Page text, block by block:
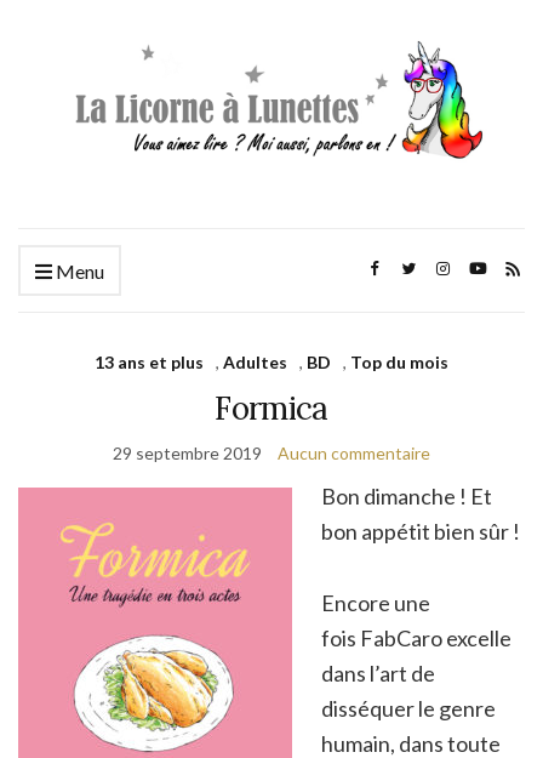
Menu
13 ans et plus , Adultes , BD , Top du mois
Formica
29 septembre 2019 Aucun commentaire
Bon dimanche ! Et
bon appétit bien sûr !
Encore une
fois FabCaro excelle
dans l’art de
disséquer le genre
humain, dans toute